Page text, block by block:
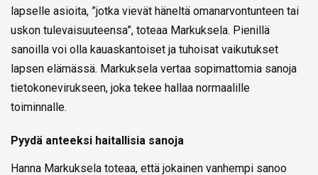
lapselle asioita, ”jotka vievät häneltä omanarvontunteen tai
uskon tulevaisuuteensa”, toteaa Markuksela. Pienillä
sanoilla voi olla kauaskantoiset ja tuhoisat vaikutukset
lapsen elämässä. Markuksela vertaa sopimattomia sanoja
tietokonevirukseen, joka tekee hallaa normaalille
toiminnalle.
Pyydä anteeksi haitallisia sanoja
Hanna Markuksela toteaa, että jokainen vanhempi sanoo